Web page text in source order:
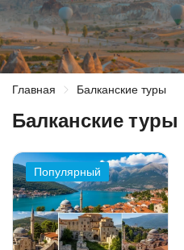
Главная Балканские туры
Балканские туры
Популярный